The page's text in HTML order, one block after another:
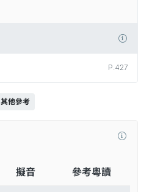
P.427
其他參考
擬音 參考粵讀